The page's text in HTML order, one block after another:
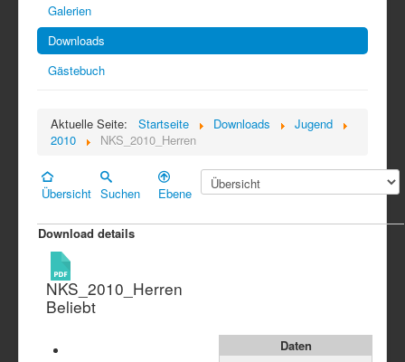
Galerien
Downloads
Gästebuch
Aktuelle Seite: Startseite Downloads
Jugend
2010
NKS_2010_Herren
Übersicht Suchen Ebene
Download details
NKS_2010_Herren
Beliebt
Daten